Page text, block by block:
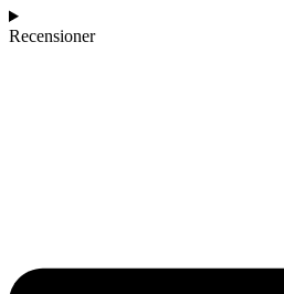
Recensioner